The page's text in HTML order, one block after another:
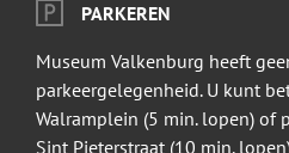
PARKEREN
Museum Valkenburg heeft
parkeergelegenheid. U kunt
Walramplein (5 min. lopen) of
Sint Pieterstraat (10 min.